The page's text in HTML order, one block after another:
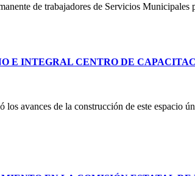
de trabajadores de Servicios
E INTEGRAL CENTRO DE
avances de la construcción de este espacio